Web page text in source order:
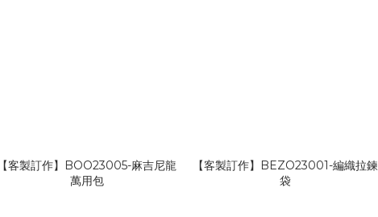
【客製訂作】BOO23005-麻吉尼龍
萬用包
【客製訂作】BEZO23001-編織拉鍊
袋